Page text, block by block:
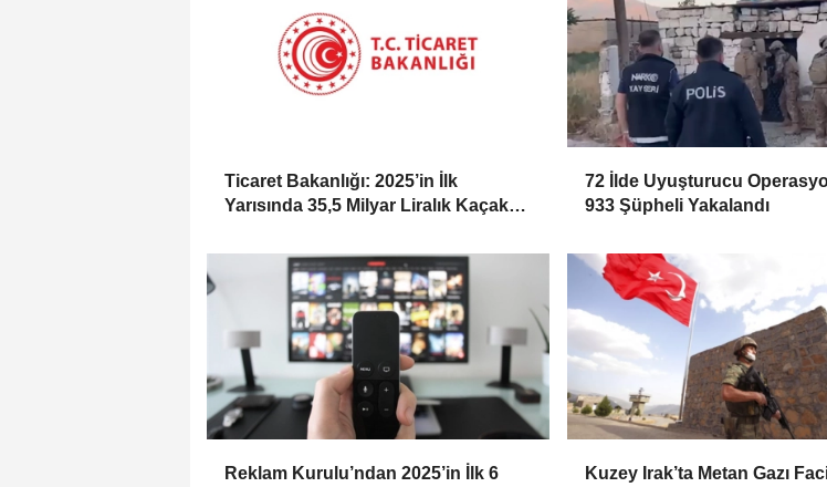
Ticaret Bakanlığı: 2025’in İlk
Yarısında 35,5 Milyar Liralık Kaçak
72 İlde Uyuşturucu
933 Şüpheli Yakalandı
Reklam Kurulu’ndan 2025’in İlk 6
Kuzey Irak’ta Metan Gazı